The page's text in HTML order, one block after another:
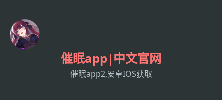
催眠app|中文官网
催眠app2,安卓IOS获取